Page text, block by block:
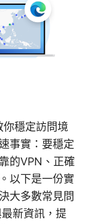
穩定訪問境
事實：要穩定
的VPN、正確
以下是一份實
大多數常見問
新資訊，提